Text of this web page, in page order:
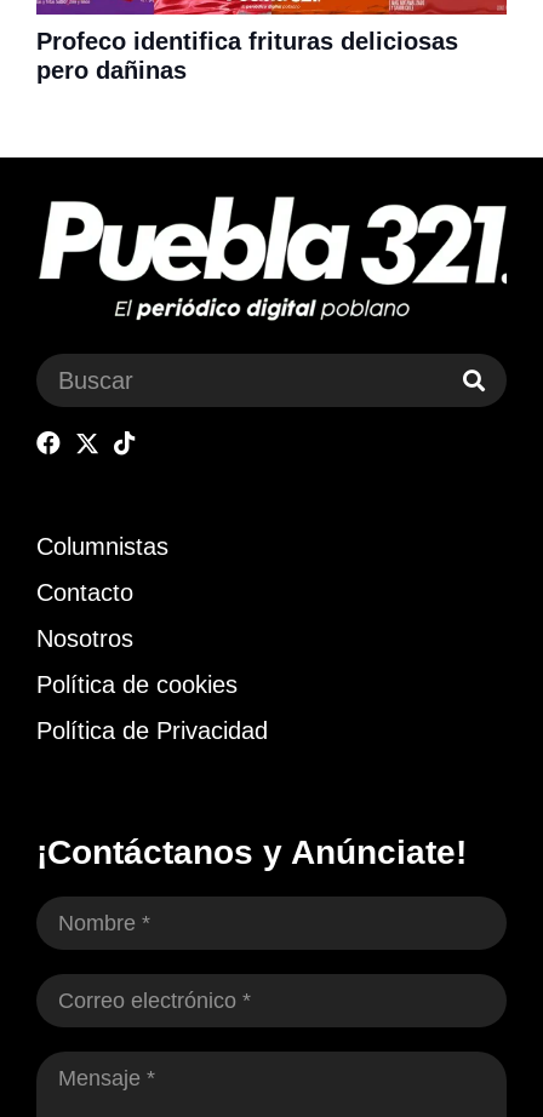
Profeco identifica frituras deliciosas
pero dañinas
Columnistas
Contacto
Nosotros
Política de cookies
Política de Privacidad
¡Contáctanos y Anúnciate!